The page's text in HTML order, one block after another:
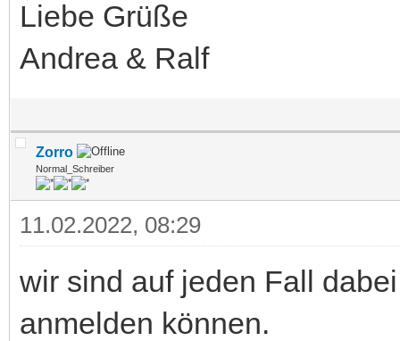
Liebe Grüße
Andrea & Ralf
Zorro
Normal_Schreiber
11.02.2022, 08:29
wir sind auf jeden Fall
anmelden können.